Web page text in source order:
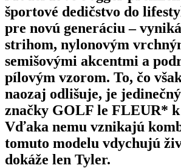
športové dedičstvo do
pre novú generáciu –
strihom, nylonovým
semišovými akcentmi a
pílovým vzorom. To, čo
naozaj odlišuje, je
značky GOLF le FLEUR*
Vďaka nemu vznikajú
tomuto modelu vdychujú
dokáže len Tyler.